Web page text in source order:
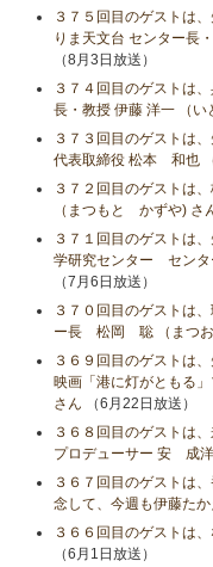
３７５回目のゲストは
りま天文台 センター長
（8月3日放送）
３７４回目のゲストは
長・教授 伊藤 洋一 （
３７３回目のゲストは
代表取締役 松本 和也
３７２回目のゲストは
（まつもと かずや) さ
３７１回目のゲストは
学研究センター セン
（7月6日放送）
３７０回目のゲストは
ー長 松岡 聡 （まつ
３６９回目のゲストは
映画「港に灯がともる
さん （6月22日放送）
３６８回目のゲストは
プロデューサー 安 成
３６７回目のゲストは
念して、今週も伊藤たか
３６６回目のゲストは
（6月1日放送）